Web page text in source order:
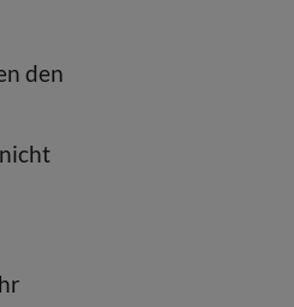
den